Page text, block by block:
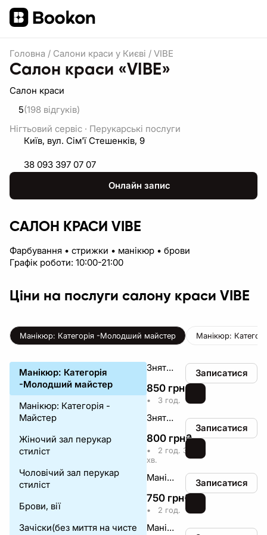
Головна / Салони краси у Києві / VIBE
Салон краси «VIBE»
Салон краси
5(198 відгуків)
Нігтьовий сервіс · Перукарські послуги
Київ, вул. Сім'ї Стешенків, 9
38 093 397 07 07
Онлайн запис
САЛОН КРАСИ VIBE
Фарбування • стрижки • манікюр • брови
Графік роботи: 10:00-21:00
Ціни на послуги салону краси VIBE
Манікюр: Категорія -Молодший майстер Манікюр:
Манікюр: Категорія
-Молодший майстер
Манікюр: Категорія -
Майстер
Жіночий зал перукар
стиліст
Чоловічий зал перукар
стиліст
Брови, вії
Зачіски(без миття на чисте
Зняття гель-лаку+манікюр+покриття нігтів UV-лаком френч
850 грн₴
• 3 год.
Записатися
Зняття гель-лаку+манікюр+покриття нігтів UV-лаком
800 грн₴
•
2 год. 30
хв.
Записатися
Манікюр+покриття нігтів UV-лаком
750 грн₴
• 2 год.
Записатися
Манікюр+покриття нігтів UV-лаком френч